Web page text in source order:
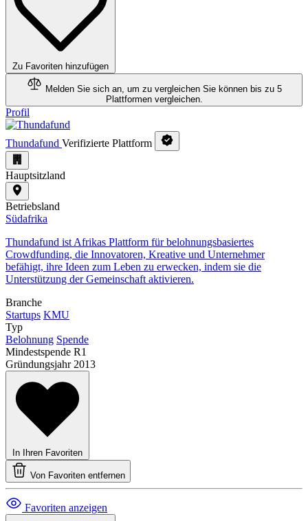
Zu Favoriten hinzufügen
Melden Sie sich an, um zu vergleichen Sie können bis zu 5
Plattformen vergleichen.
Profil
Thundafund Verifizierte Plattform
Hauptsitzland
Betriebsland
Südafrika
Thundafund ist Afrikas Plattform für belohnungsbasiertes
Crowdfunding, die Innovatoren, Kreative und Unternehmer
befähigt, ihre Ideen zum Leben zu erwecken, indem sie die
Unterstützung der Gemeinschaft aktivieren.
Branche
Startups KMU
Typ
Belohnung Spende
Mindestspende R1
Gründungsjahr 2013
In Ihren Favoriten
Von Favoriten entfernen
Favoriten anzeigen